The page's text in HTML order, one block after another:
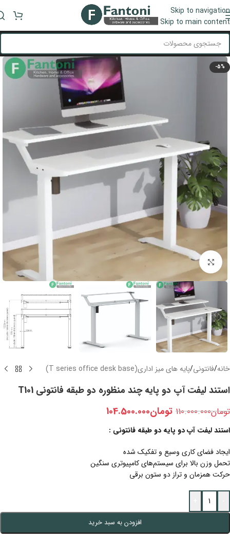
Skip to navigation
Skip to main content
منو
-5%
بزرگنمایی تصویر
خانه/فانتونی/پایه های میز اداری(T series office desk base)
استند لیفت آپ دو پایه چند منظوره دو طبقه فانتونی T101
تومان110.000.000 تومان104.500.000
استند لیفت آپ دو پایه دو طبقه فانتونی :
ایجاد فضای کاری وسیع و تفکیک شده
تحمل وزن بالا برای سیستم‌های کامپیوتری سنگین
حرکت همزمان و تراز دو ستون برقی
افزودن به سبد خرید